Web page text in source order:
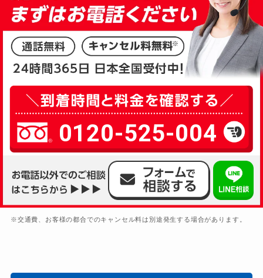
0120-525-004
※交通費、お客様の都合でのキャンセル料は別途発生する場合があります。